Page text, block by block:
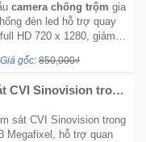
camera chống trộm gia
đèn led hỗ trợ quay
HD 720 x 1280, giảm
Giá gốc: 850,000₫
CVI Sinovision trong
sát CVI Sinovision trong
Megafixel, hỗ trợ quan